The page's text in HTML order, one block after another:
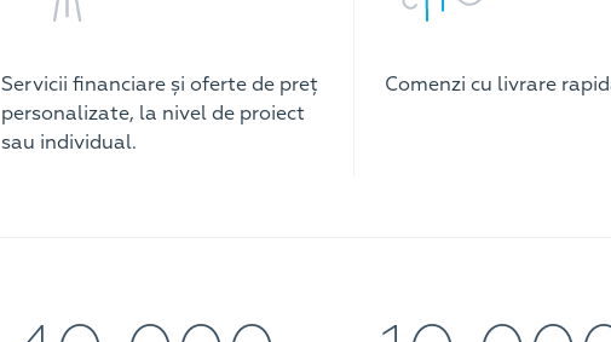
Servicii financiare și oferte de preț
personalizate, la nivel de proiect
sau individual.
Comenzi cu livrare